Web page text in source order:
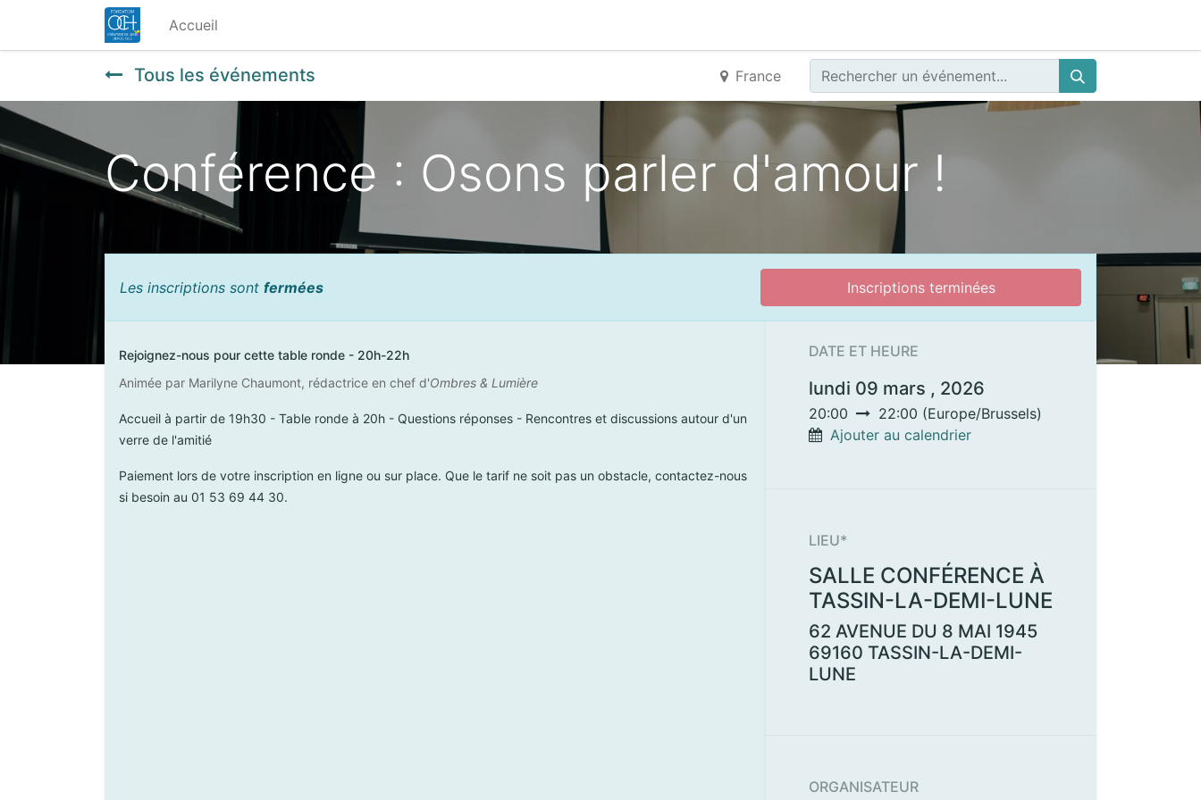
Accueil
Tous les événements France
Conférence : Osons parler d'amour !
Les inscriptions sont fermées Inscriptions terminées
Rejoignez-nous pour cette table ronde - 20h-22h
Animée par Marilyne Chaumont, rédactrice en chef d'Ombres & Lumière
Accueil à partir de 19h30 - Table ronde à 20h - Questions réponses - Rencontres et discussions autour d'un
verre de l'amitié
Paiement lors de votre inscription en ligne ou sur place. Que le tarif ne soit pas un obstacle, contactez-nous
si besoin au 01 53 69 44 30.
DATE ET HEURE
lundi 09 mars , 2026
20:00 22:00 (Europe/Brussels)
Ajouter au calendrier
LIEU*
SALLE CONFÉRENCE À
TASSIN-LA-DEMI-LUNE
62 AVENUE DU 8 MAI 1945
69160 TASSIN-LA-DEMI-
LUNE
ORGANISATEUR